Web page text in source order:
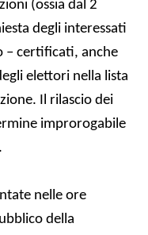
(ossia dal 2
degli interessati
– certificati, anche
elettori nella lista
Il rilascio dei
improrogabile
nelle ore
della